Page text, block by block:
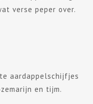
verse peper over.
aardappelschijfjes
en tijm.